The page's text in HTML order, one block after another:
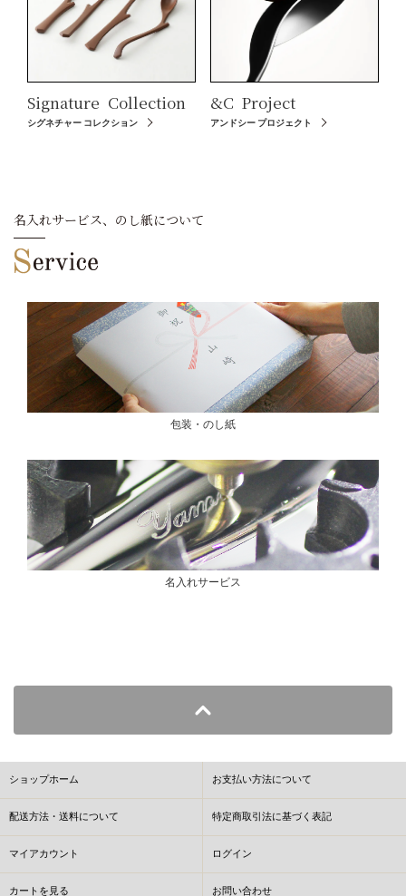
Signature Collection
シグネチャー コレクション
&C Project
アンドシー プロジェクト
名入れサービス、のし紙について
包装・のし紙
名入れサービス
ショップホーム お支払い方法について
配送方法・送料について 特定商取引法に基づく表記
マイアカウント ログイン
カートを見る お問い合わせ